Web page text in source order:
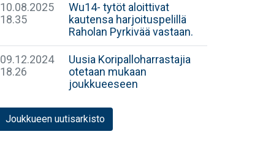
10.08.2025
18.35
Wu14- tytöt aloittivat
kautensa harjoituspelillä
Raholan Pyrkivää vastaan.
09.12.2024
18.26
Uusia Koripalloharrastajia
otetaan mukaan
joukkueeseen
Joukkueen uutisarkisto